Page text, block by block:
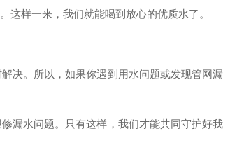
样一来，我们就能喝到放心的优质水了。
决。所以，如果你遇到用水问题或发现管网漏
漏水问题。只有这样，我们才能共同守护好我